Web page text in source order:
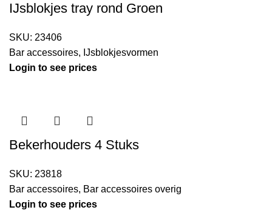
IJsblokjes tray rond Groen
SKU: 23406
Bar accessoires, IJsblokjesvormen
Login to see prices
Bekerhouders 4 Stuks
SKU: 23818
Bar accessoires, Bar accessoires overig
Login to see prices